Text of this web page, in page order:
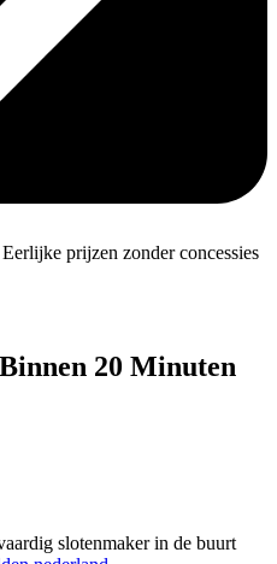
prijzen zonder concessies
20 Minuten